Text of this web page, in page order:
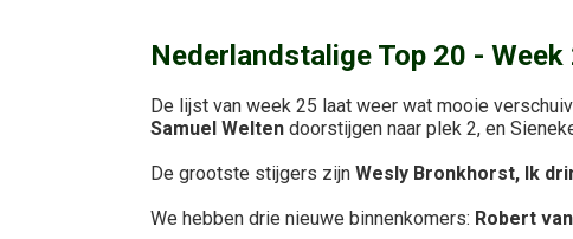
Nederlandstalige Top 20 - Week
De lijst van week 25 laat weer wat mooie
Samuel Welten doorstijgen naar plek 2, en
De grootste stijgers zijn Wesly Bronkhorst, Ik
We hebben drie nieuwe binnenkomers: Robert